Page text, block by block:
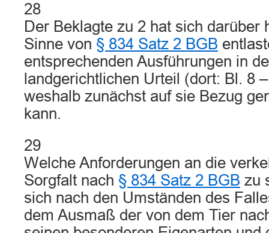
28
Der Beklagte zu 2 hat sich darüber
Sinne von § 834 Satz 2 BGB
entsprechenden Ausführungen in
landgerichtlichen Urteil (dort: Bl. 8
weshalb zunächst auf sie Bezug
kann.
29
Welche Anforderungen an die
Sorgfalt nach § 834 Satz 2 BGB zu
sich nach den Umständen des
dem Ausmaß der von dem Tier